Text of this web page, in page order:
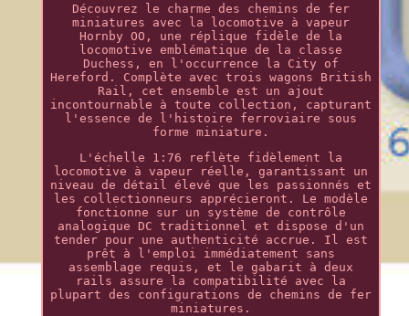
Découvrez le charme des chemins de fer
miniatures avec la locomotive à vapeur
Hornby OO, une réplique fidèle de la
locomotive emblématique de la classe
Duchess, en l'occurrence la City of
Hereford. Complète avec trois wagons British
Rail, cet ensemble est un ajout
incontournable à toute collection, capturant
l'essence de l'histoire ferroviaire sous
forme miniature.
L'échelle 1:76 reflète fidèlement la
locomotive à vapeur réelle, garantissant un
niveau de détail élevé que les passionnés et
les collectionneurs apprécieront. Le modèle
fonctionne sur un système de contrôle
analogique DC traditionnel et dispose d'un
tender pour une authenticité accrue. Il est
prêt à l'emploi immédiatement sans
assemblage requis, et le gabarit à deux
rails assure la compatibilité avec la
plupart des configurations de chemins de fer
miniatures.